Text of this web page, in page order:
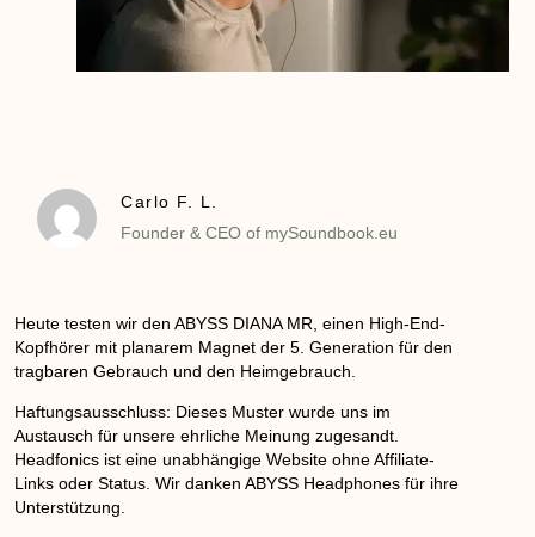
Carlo F. L.
Founder & CEO of mySoundbook.eu
Heute testen wir den ABYSS DIANA MR, einen High-End-
Kopfhörer mit planarem Magnet der 5. Generation für den
tragbaren Gebrauch und den Heimgebrauch.
Haftungsausschluss: Dieses Muster wurde uns im
Austausch für unsere ehrliche Meinung zugesandt.
Headfonics ist eine unabhängige Website ohne Affiliate-
Links oder Status. Wir danken ABYSS Headphones für ihre
Unterstützung.